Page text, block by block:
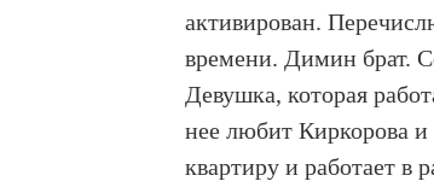
активирован.
времени. Димин брат.
Девушка, которая
нее любит Киркорова и
квартиру и работает в